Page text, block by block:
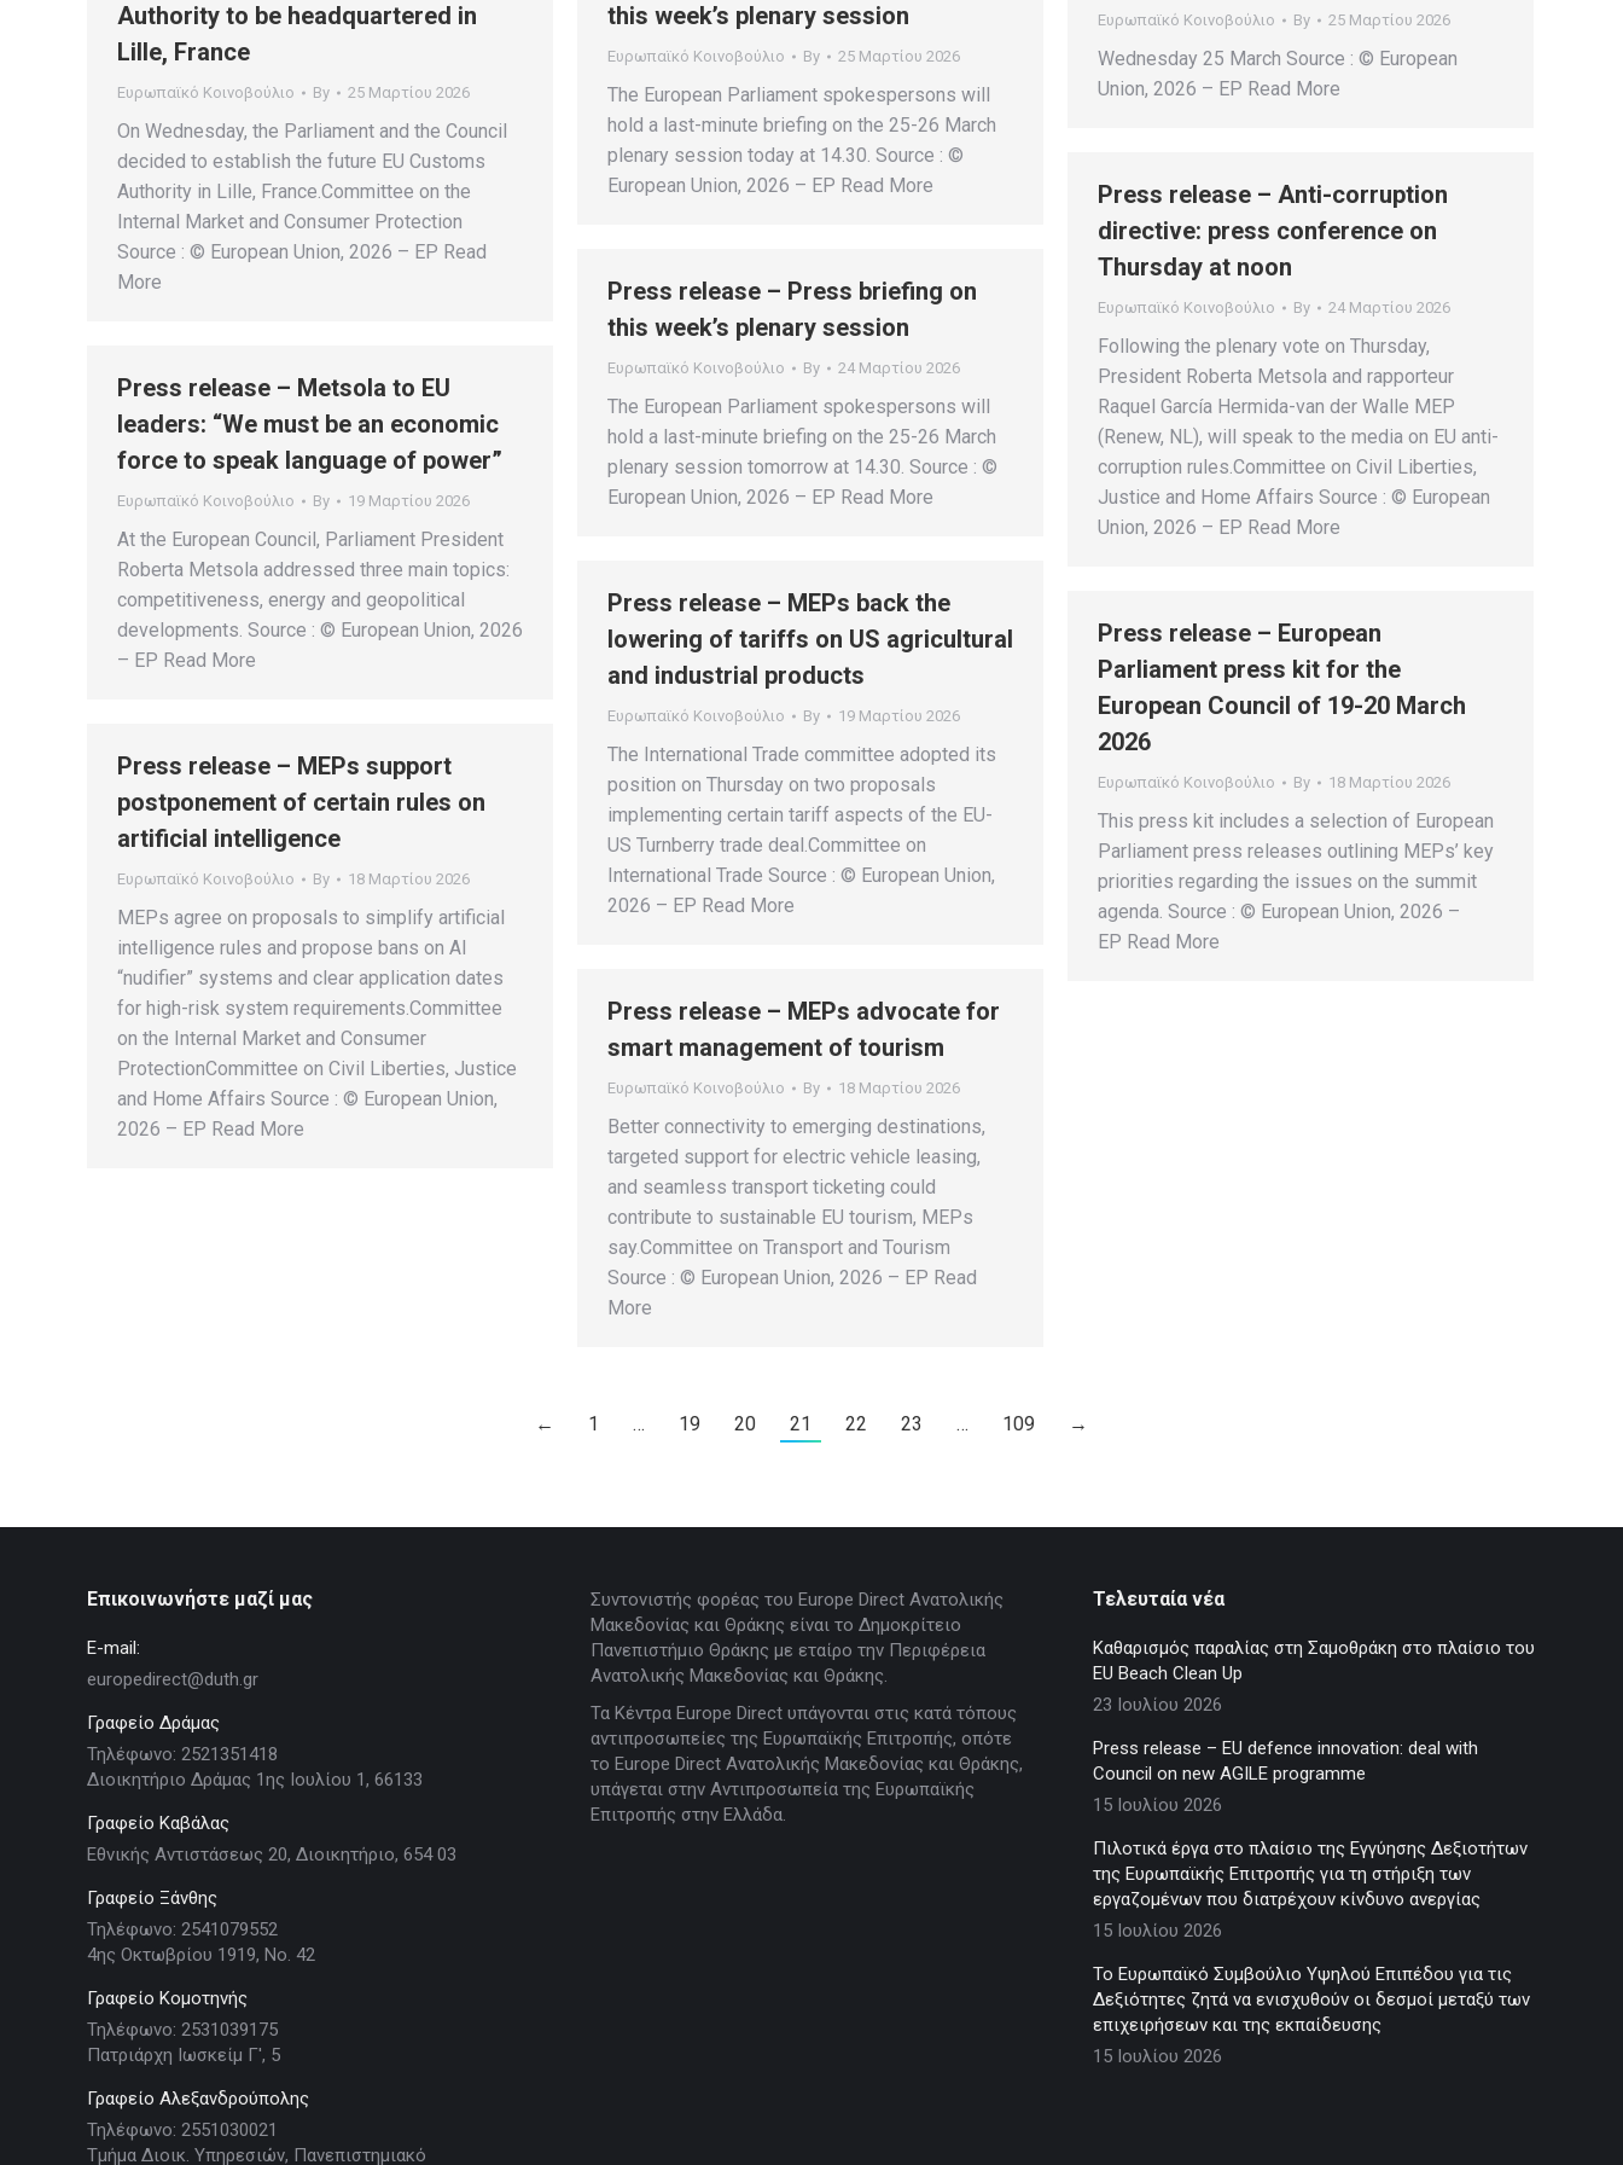
Authority to be headquartered in
Lille, France
Ευρωπαϊκό Κοινοβούλιο By 25 Μαρτίου 2026
On Wednesday, the Parliament and the Council
decided to establish the future EU Customs
Authority in Lille, France.Committee on the
Internal Market and Consumer Protection
Source : © European Union, 2026 – EP Read
More
this week’s plenary session
Ευρωπαϊκό Κοινοβούλιο By 25 Μαρτίου 2026
The European Parliament spokespersons will
hold a last-minute briefing on the 25-26 March
plenary session today at 14.30. Source : ©
European Union, 2026 – EP Read More
Ευρωπαϊκό Κοινοβούλιο By 25 Μαρτίου 2026
Wednesday 25 March Source : © European
Union, 2026 – EP Read More
Press release – Anti-corruption
directive: press conference on
Thursday at noon
Ευρωπαϊκό Κοινοβούλιο By 24 Μαρτίου 2026
Following the plenary vote on Thursday,
President Roberta Metsola and rapporteur
Raquel García Hermida-van der Walle MEP
(Renew, NL), will speak to the media on EU anti-
corruption rules.Committee on Civil Liberties,
Justice and Home Affairs Source : © European
Union, 2026 – EP Read More
Press release – Press briefing on
this week’s plenary session
Ευρωπαϊκό Κοινοβούλιο By 24 Μαρτίου 2026
The European Parliament spokespersons will
hold a last-minute briefing on the 25-26 March
plenary session tomorrow at 14.30. Source : ©
European Union, 2026 – EP Read More
Press release – Metsola to EU
leaders: “We must be an economic
force to speak language of power”
Ευρωπαϊκό Κοινοβούλιο By 19 Μαρτίου 2026
At the European Council, Parliament President
Roberta Metsola addressed three main topics:
competitiveness, energy and geopolitical
developments. Source : © European Union, 2026
– EP Read More
Press release – MEPs back the
lowering of tariffs on US agricultural
and industrial products
Ευρωπαϊκό Κοινοβούλιο By 19 Μαρτίου 2026
The International Trade committee adopted its
position on Thursday on two proposals
implementing certain tariff aspects of the EU-
US Turnberry trade deal.Committee on
International Trade Source : © European Union,
2026 – EP Read More
Press release – European
Parliament press kit for the
European Council of 19-20 March
2026
Ευρωπαϊκό Κοινοβούλιο By 18 Μαρτίου 2026
This press kit includes a selection of European
Parliament press releases outlining MEPs’ key
priorities regarding the issues on the summit
agenda. Source : © European Union, 2026 –
EP Read More
Press release – MEPs support
postponement of certain rules on
artificial intelligence
Ευρωπαϊκό Κοινοβούλιο By 18 Μαρτίου 2026
MEPs agree on proposals to simplify artificial
intelligence rules and propose bans on AI
“nudifier” systems and clear application dates
for high-risk system requirements.Committee
on the Internal Market and Consumer
ProtectionCommittee on Civil Liberties, Justice
and Home Affairs Source : © European Union,
2026 – EP Read More
Press release – MEPs advocate for
smart management of tourism
Ευρωπαϊκό Κοινοβούλιο By 18 Μαρτίου 2026
Better connectivity to emerging destinations,
targeted support for electric vehicle leasing,
and seamless transport ticketing could
contribute to sustainable EU tourism, MEPs
say.Committee on Transport and Tourism
Source : © European Union, 2026 – EP Read
More
← 1 … 19 20 21 22 23 … 109 →
Επικοινωνήστε μαζί μας
E-mail:
europedirect@duth.gr
Γραφείο Δράμας
Τηλέφωνο: 2521351418
Διοικητήριο Δράμας 1ης Ιουλίου 1, 66133
Γραφείο Καβάλας
Εθνικής Αντιστάσεως 20, Διοικητήριο, 654 03
Γραφείο Ξάνθης
Τηλέφωνο: 2541079552
4ης Οκτωβρίου 1919, Νο. 42
Γραφείο Κομοτηνής
Τηλέφωνο: 2531039175
Πατριάρχη Ιωσκείμ Γ', 5
Γραφείο Αλεξανδρούπολης
Τηλέφωνο: 2551030021
Τμήμα Διοικ. Υπηρεσιών, Πανεπιστημιακό
Συντονιστής φορέας του Europe Direct Ανατολικής
Μακεδονίας και Θράκης είναι το Δημοκρίτειο
Πανεπιστήμιο Θράκης με εταίρο την Περιφέρεια
Ανατολικής Μακεδονίας και Θράκης.
Τα Κέντρα Europe Direct υπάγονται στις κατά τόπους
αντιπροσωπείες της Ευρωπαϊκής Επιτροπής, οπότε
το Europe Direct Ανατολικής Μακεδονίας και Θράκης,
υπάγεται στην Αντιπροσωπεία της Ευρωπαϊκής
Επιτροπής στην Ελλάδα.
Τελευταία νέα
Καθαρισμός παραλίας στη Σαμοθράκη στο πλαίσιο του
EU Beach Clean Up
23 Ιουλίου 2026
Press release – EU defence innovation: deal with
Council on new AGILE programme
15 Ιουλίου 2026
Πιλοτικά έργα στο πλαίσιο της Εγγύησης Δεξιοτήτων
της Ευρωπαϊκής Επιτροπής για τη στήριξη των
εργαζομένων που διατρέχουν κίνδυνο ανεργίας
15 Ιουλίου 2026
Το Ευρωπαϊκό Συμβούλιο Υψηλού Επιπέδου για τις
Δεξιότητες ζητά να ενισχυθούν οι δεσμοί μεταξύ των
επιχειρήσεων και της εκπαίδευσης
15 Ιουλίου 2026